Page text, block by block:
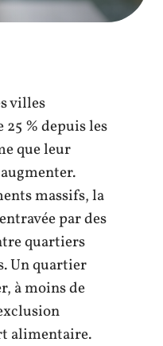
villes
25 % depuis les
que leur
massifs, la
par des
quartiers
Un quartier
à moins de
alimentaire.